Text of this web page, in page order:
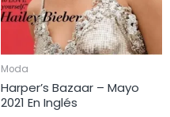
Moda
Harper’s Bazaar – Mayo
2021 En Inglés